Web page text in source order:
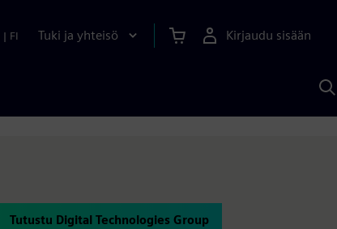
| FI Tuki ja yhteisö Kirjaudu sisään
Tutustu Digital Technologies Group